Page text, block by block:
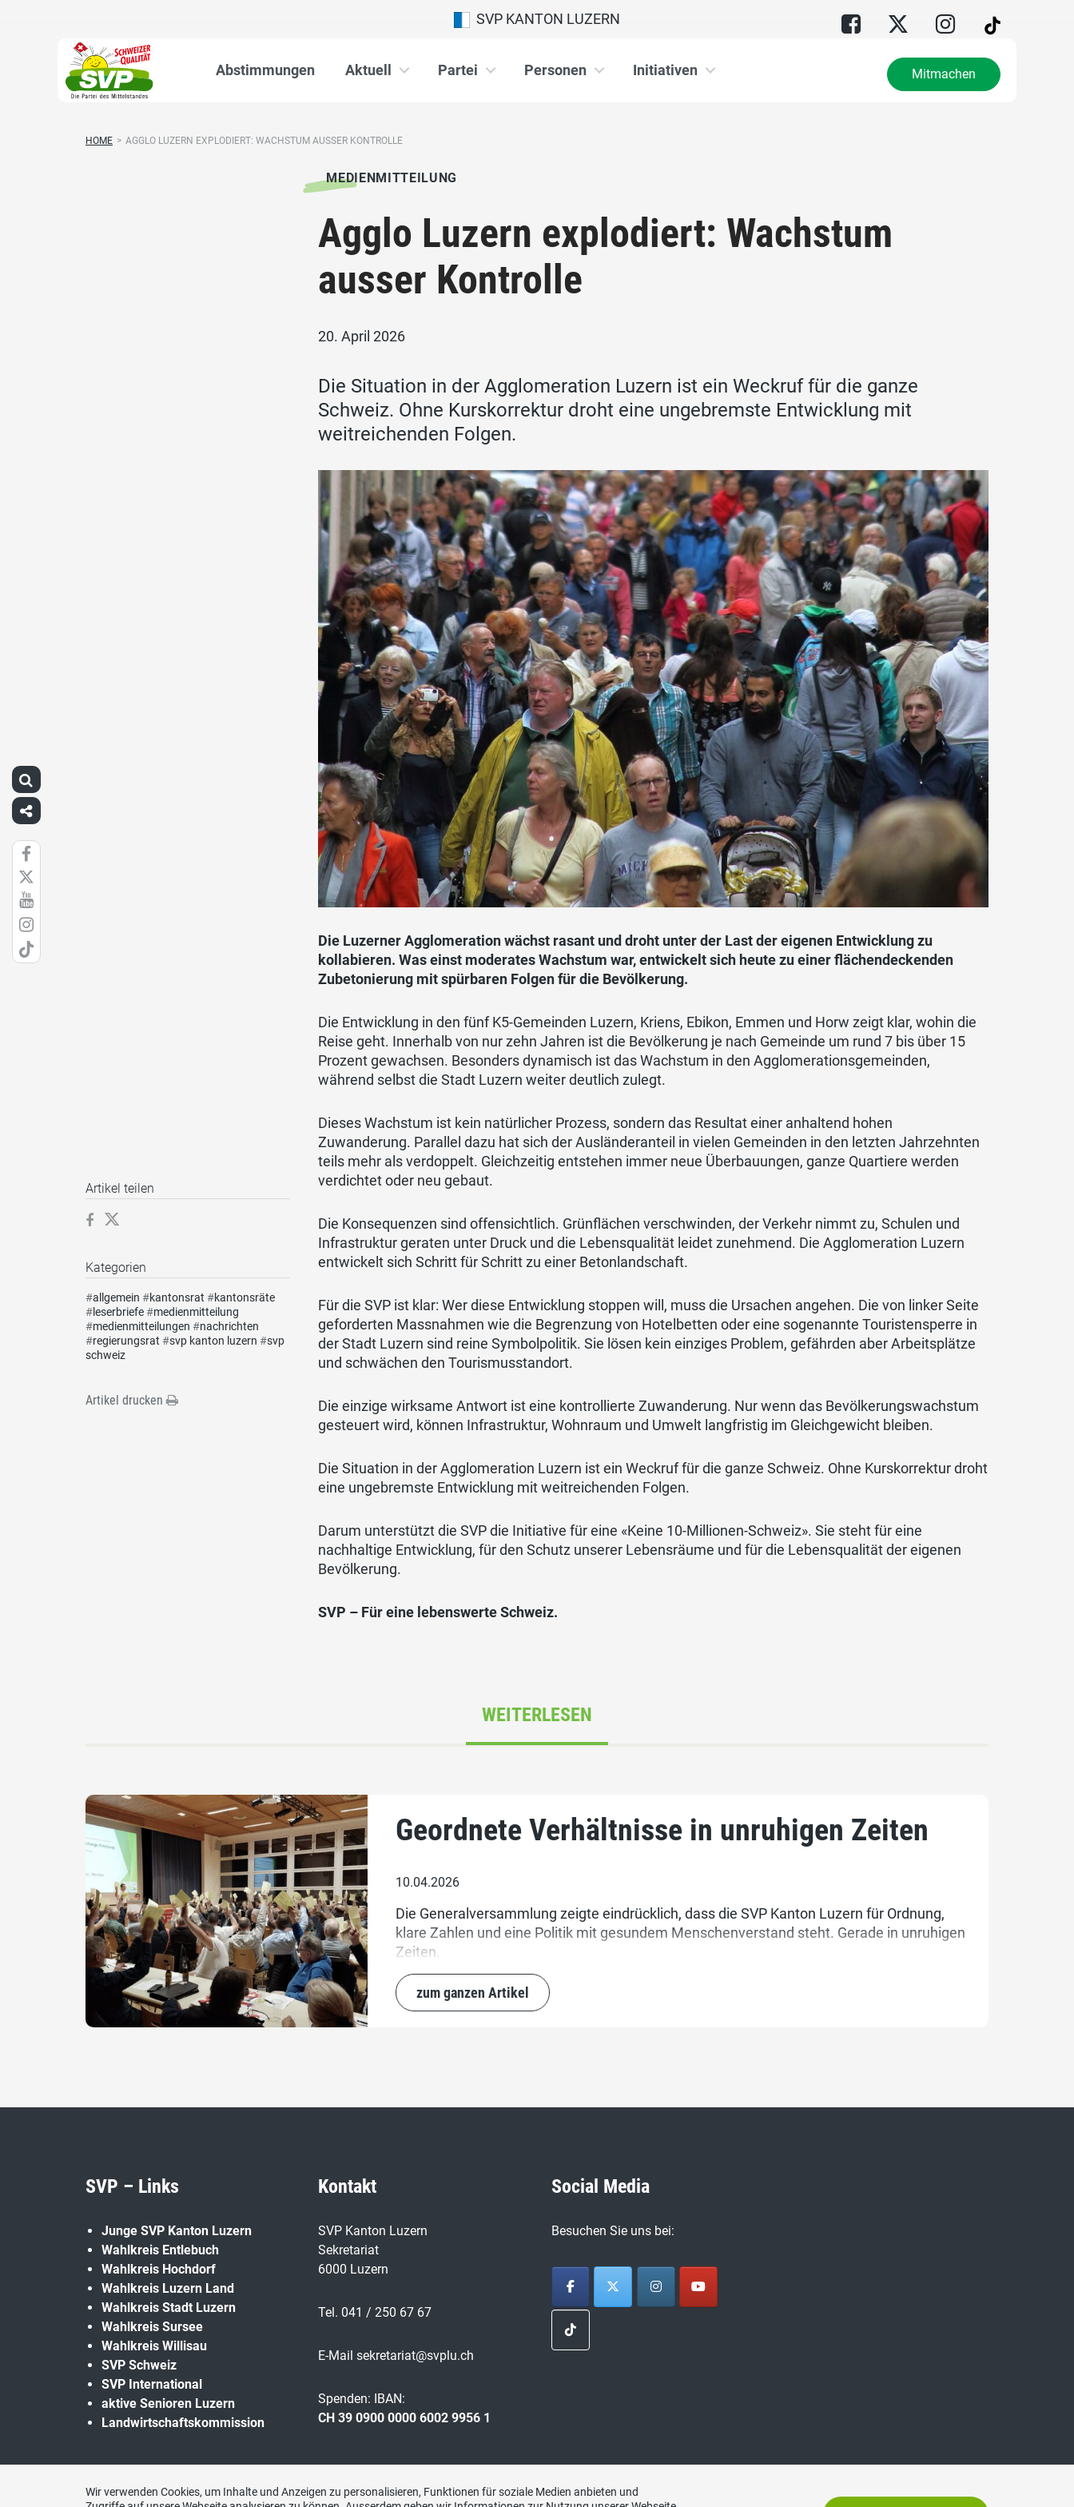
SVP KANTON LUZERN
Abstimmungen Aktuell Partei Personen Initiativen Mitmachen
HOME > AGGLO LUZERN EXPLODIERT: WACHSTUM AUSSER KONTROLLE
MEDIENMITTEILUNG
Agglo Luzern explodiert: Wachstum
ausser Kontrolle
20. April 2026
Die Situation in der Agglomeration Luzern ist ein Weckruf für die ganze
Schweiz. Ohne Kurskorrektur droht eine ungebremste Entwicklung mit
weitreichenden Folgen.
Die Luzerner Agglomeration wächst rasant und droht unter der Last der eigenen Entwicklung zu
kollabieren. Was einst moderates Wachstum war, entwickelt sich heute zu einer flächendeckenden
Zubetonierung mit spürbaren Folgen für die Bevölkerung.
Die Entwicklung in den fünf K5-Gemeinden Luzern, Kriens, Ebikon, Emmen und Horw zeigt klar, wohin die
Reise geht. Innerhalb von nur zehn Jahren ist die Bevölkerung je nach Gemeinde um rund 7 bis über 15
Prozent gewachsen. Besonders dynamisch ist das Wachstum in den Agglomerationsgemeinden,
während selbst die Stadt Luzern weiter deutlich zulegt.
Dieses Wachstum ist kein natürlicher Prozess, sondern das Resultat einer anhaltend hohen
Zuwanderung. Parallel dazu hat sich der Ausländeranteil in vielen Gemeinden in den letzten Jahrzehnten
teils mehr als verdoppelt. Gleichzeitig entstehen immer neue Überbauungen, ganze Quartiere werden
verdichtet oder neu gebaut.
Die Konsequenzen sind offensichtlich. Grünflächen verschwinden, der Verkehr nimmt zu, Schulen und
Infrastruktur geraten unter Druck und die Lebensqualität leidet zunehmend. Die Agglomeration Luzern
entwickelt sich Schritt für Schritt zu einer Betonlandschaft.
Für die SVP ist klar: Wer diese Entwicklung stoppen will, muss die Ursachen angehen. Die von linker Seite
geforderten Massnahmen wie die Begrenzung von Hotelbetten oder eine sogenannte Touristensperre in
der Stadt Luzern sind reine Symbolpolitik. Sie lösen kein einziges Problem, gefährden aber Arbeitsplätze
und schwächen den Tourismusstandort.
Die einzige wirksame Antwort ist eine kontrollierte Zuwanderung. Nur wenn das Bevölkerungswachstum
gesteuert wird, können Infrastruktur, Wohnraum und Umwelt langfristig im Gleichgewicht bleiben.
Die Situation in der Agglomeration Luzern ist ein Weckruf für die ganze Schweiz. Ohne Kurskorrektur droht
eine ungebremste Entwicklung mit weitreichenden Folgen.
Darum unterstützt die SVP die Initiative für eine «Keine 10-Millionen-Schweiz». Sie steht für eine
nachhaltige Entwicklung, für den Schutz unserer Lebensräume und für die Lebensqualität der eigenen
Bevölkerung.
SVP – Für eine lebenswerte Schweiz.
Artikel teilen
Kategorien
#allgemein #kantonsrat #kantonsräte
#leserbriefe#medienmitteilung
#medienmitteilungen #nachrichten
#regierungsrat #svp kanton luzern #svp
schweiz
Artikel drucken
WEITERLESEN
Geordnete Verhältnisse in unruhigen Zeiten
10.04.2026
Die Generalversammlung zeigte eindrücklich, dass die SVP Kanton Luzern für Ordnung,
klare Zahlen und eine Politik mit gesundem Menschenverstand steht. Gerade in unruhigen
Zeiten.
zum ganzen Artikel
SVP – Links
Junge SVP Kanton Luzern
Wahlkreis Entlebuch
Wahlkreis Hochdorf
Wahlkreis Luzern Land
Wahlkreis Stadt Luzern
Wahlkreis Sursee
Wahlkreis Willisau
SVP Schweiz
SVP International
aktive Senioren Luzern
Landwirtschaftskommission
Kontakt
SVP Kanton Luzern
Sekretariat
6000 Luzern
Tel. 041 / 250 67 67
E-Mailsekretariat@svplu.ch
Spenden: IBAN:
CH 39 0900 0000 6002 9956 1
Social Media
Besuchen Sie uns bei:
Wir verwenden Cookies, um Inhalte und Anzeigen zu personalisieren, Funktionen für soziale Medien anbieten und